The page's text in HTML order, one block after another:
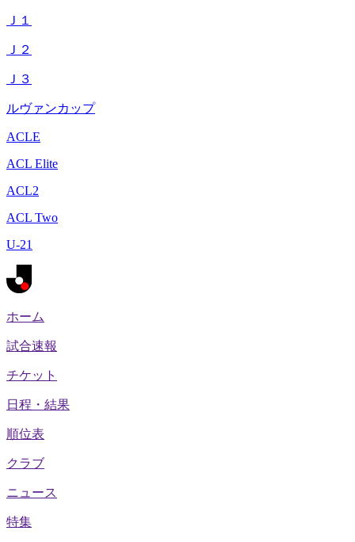
Ｊ１
Ｊ２
Ｊ３
ルヴァンカップ
ACLE
ACL Elite
ACL2
ACL Two
U-21
ホーム
試合速報
チケット
日程・結果
順位表
クラブ
ニュース
特集